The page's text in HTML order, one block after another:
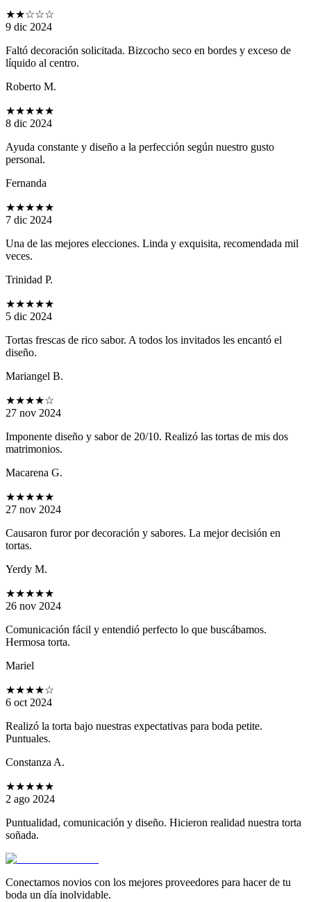
★★☆☆☆
9 dic 2024
Faltó decoración solicitada. Bizcocho seco en bordes y exceso de
líquido al centro.
Roberto M.
★★★★★
8 dic 2024
Ayuda constante y diseño a la perfección según nuestro gusto
personal.
Fernanda
★★★★★
7 dic 2024
Una de las mejores elecciones. Linda y exquisita, recomendada mil
veces.
Trinidad P.
★★★★★
5 dic 2024
Tortas frescas de rico sabor. A todos los invitados les encantó el
diseño.
Mariangel B.
★★★★☆
27 nov 2024
Imponente diseño y sabor de 20/10. Realizó las tortas de mis dos
matrimonios.
Macarena G.
★★★★★
27 nov 2024
Causaron furor por decoración y sabores. La mejor decisión en
tortas.
Yerdy M.
★★★★★
26 nov 2024
Comunicación fácil y entendió perfecto lo que buscábamos.
Hermosa torta.
Mariel
★★★★☆
6 oct 2024
Realizó la torta bajo nuestras expectativas para boda petite.
Puntuales.
Constanza A.
★★★★★
2 ago 2024
Puntualidad, comunicación y diseño. Hicieron realidad nuestra torta
soñada.
Conectamos novios con los mejores proveedores para hacer de tu
boda un día inolvidable.